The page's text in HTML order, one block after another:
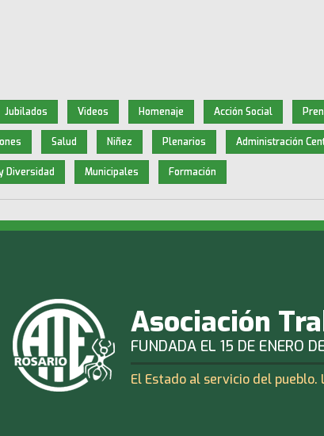
Jubilados Videos Homenaje Acción Social
Salud Niñez Plenarios Administración
Diversidad Municipales Formación
Asociación
FUNDADA EL 15 DE ENERO
El Estado al servicio del